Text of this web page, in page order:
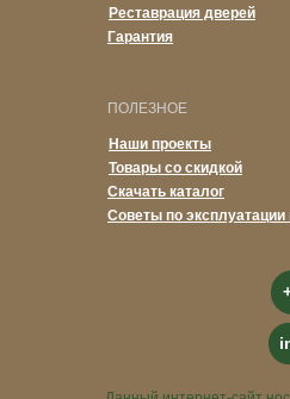
Гарантия
Реставрация дверей
Советы по эксплуатации
Скачать каталог
Товары со скидкой
Наши проекты
ПОЛЕЗНОЕ